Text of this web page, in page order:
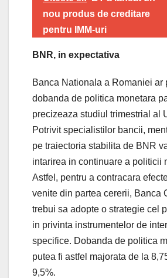
nou produs de creditare
pentru IMM-uri
BNR, in expectativa
Banca Nationala a Romaniei ar
dobanda de politica monetara
precizeaza studiul trimestrial al
Potrivit specialistilor bancii,
pe traiectoria stabilita de BNR
intarirea in continuare a politicii
Astfel, pentru a contracara
venite din partea cererii, Banca
trebui sa adopte o strategie cel
in privinta instrumentelor de
specifice. Dobanda de politica
putea fi astfel majorata de la
9,5%.